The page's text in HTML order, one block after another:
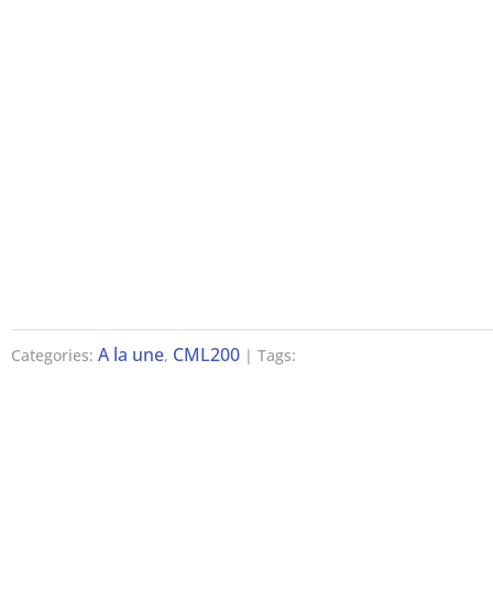
Categories: A la une, CML200 | Tags: